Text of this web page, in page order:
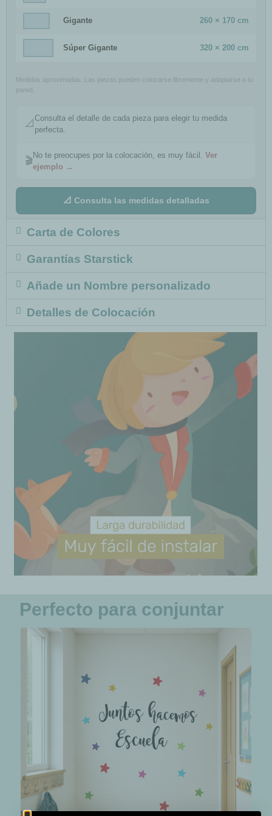
Gigante 260 × 170 cm
Súper Gigante 320 × 200 cm
Medidas aproximadas. Las piezas pueden colocarse libremente y adaptarse a tu
pared.
📐
Consulta el detalle de cada pieza para elegir tu medida
perfecta.
🎬
No te preocupes por la colocación, es muy fácil. Ver
ejemplo →
📐 Consulta las medidas detalladas
Carta de Colores
Garantías Starstick
Añade un Nombre personalizado
Detalles de Colocación
Perfecto para conjuntar